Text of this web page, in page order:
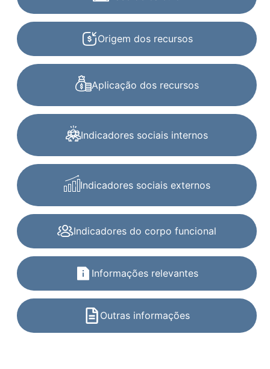
Origem dos recursos
Aplicação dos recursos
Indicadores sociais internos
Indicadores sociais externos
Indicadores do corpo funcional
Informações relevantes
Outras informações